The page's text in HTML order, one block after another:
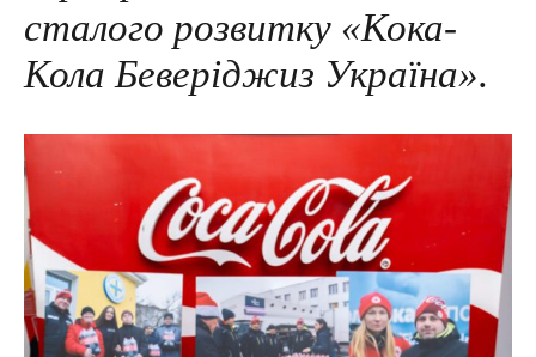
сталого розвитку «Кока-
Кола Беверіджиз Україна».